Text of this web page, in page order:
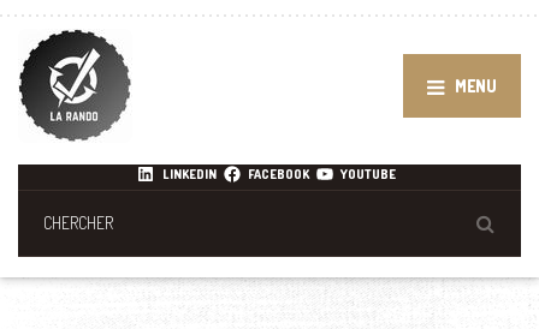
MENU
LINKEDIN FACEBOOK YOUTUBE